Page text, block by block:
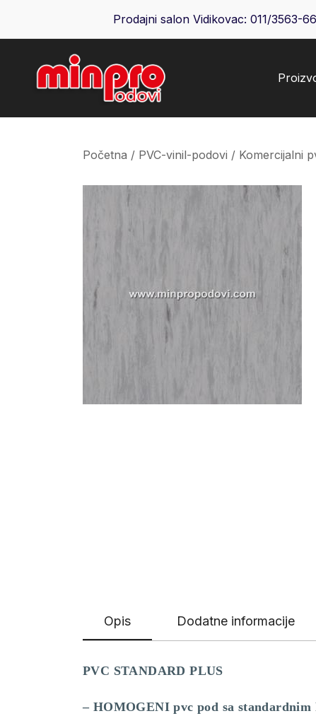
Prodajni salon Vidikovac: 011/3563-
Minpro podovi
Početna / PVC-vinil-podovi / Komercijalni
Opis Dodatne informacije
PVC STANDARD PLUS
– HOMOGENI pvc pod sa standardnim